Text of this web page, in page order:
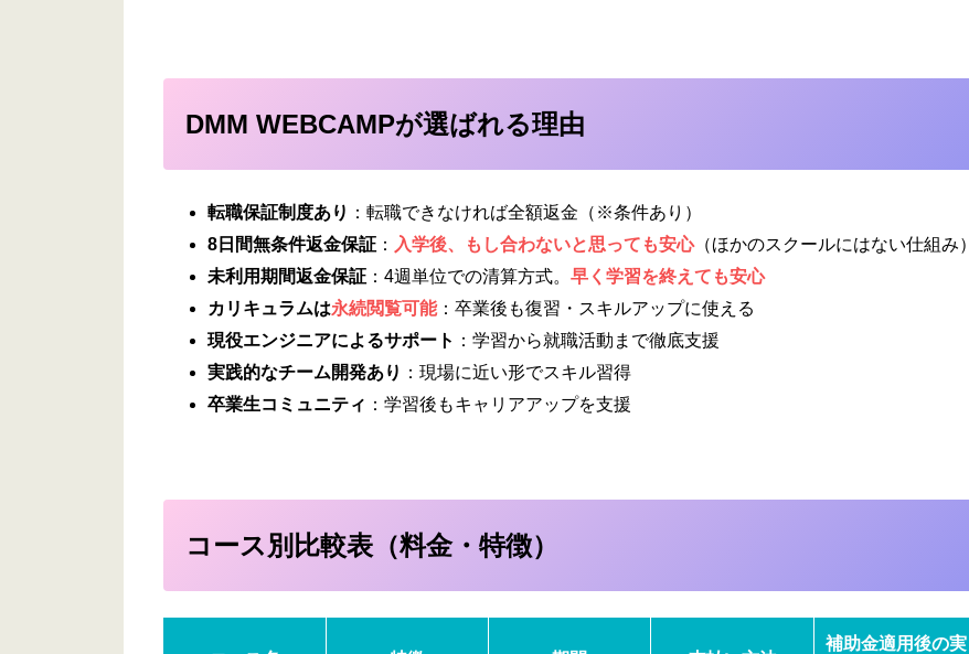
DMM WEBCAMPが選ばれる理由
転職保証制度あり ：転職できなければ全額返金（※条件あり）
8日間無条件返金保証 ： 入学後、もし合わないと思っても安心（ほかのスクールにはない仕組み）
未利用期間返金保証 ：4週単位での清算方式。 早く学習を終えても安心
カリキュラムは永続閲覧可能：卒業後も復習・スキルアップに使える
現役エンジニアによるサポート ：学習から就職活動まで徹底支援
実践的なチーム開発あり ：現場に近い形でスキル習得
卒業生コミュニティ ：学習後もキャリアアップを支援
コース別比較表（料金・特徴）
補助金適用後の実